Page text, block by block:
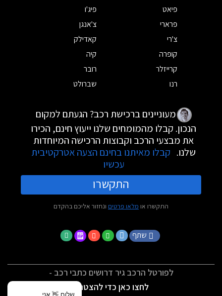
פיאט
פיג'ו
פרארי
צ'אנגן
צ'רי
קאדילק
קופרה
קיה
קרייזלר
רובר
רנו
שברולט
מעוניינים ברכישת רכב? הגעתם למקום
הנכון. קבלו מהמומחים שלנו ייעוץ חינם, הכירו
את מבצעי הרכב וקבוצות הרכישה המיוחדות
שלנו. קבלו מאיתנו בחינם הצעה אטרקטיבית
עכשיו
התקשרו
התקשרו או מלאו פרטים ונחזור אליכם בהקדם
שתף
לפורטל הרכב גיר דרושים כתבי רכב -
לחצו כאן כדי להצטרף